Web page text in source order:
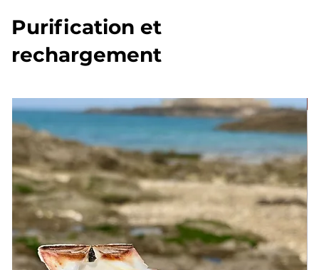
Purification et
rechargement